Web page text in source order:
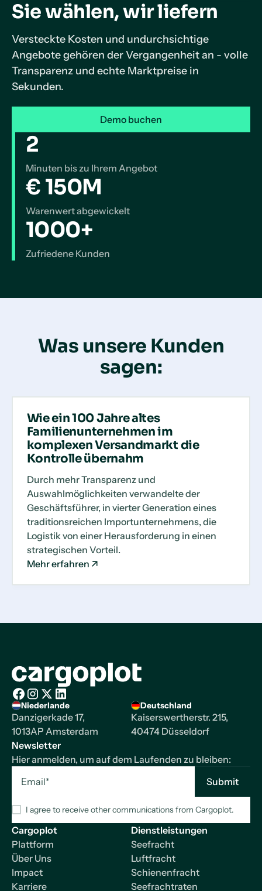
Sie wählen, wir liefern
Versteckte Kosten und undurchsichtige
Angebote gehören der Vergangenheit an - volle
Transparenz und echte Marktpreise in
Sekunden.
Demo buchen
2
Minuten bis zu Ihrem Angebot
€ 150M
Warenwert abgewickelt
1000+
Zufriedene Kunden
Was unsere Kunden
sagen:
Wie ein 100 Jahre altes
Familienunternehmen im
komplexen Versandmarkt die
Kontrolle übernahm
Durch mehr Transparenz und
Auswahlmöglichkeiten verwandelte der
Geschäftsführer, in vierter Generation eines
traditionsreichen Importunternehmens, die
Logistik von einer Herausforderung in einen
strategischen Vorteil.
Mehr erfahren
Startseite
Facebook
Instagram
X/Twitter
LinkedIn
Niederlande
Danzigerkade 17,
1013AP Amsterdam
Deutschland
Kaiserswertherstr. 215,
40474 Düsseldorf
Cargoplot
Plattform
Über Uns
Impact
Karriere
Dienstleistungen
Seefracht
Luftfracht
Schienenfracht
Seefrachtraten
Newsletter
Hier anmelden, um auf dem Laufenden zu bleiben:
I agree to receive other communications from Cargoplot.